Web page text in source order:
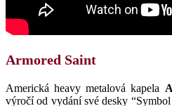
Armored Saint
Americká heavy metalová kapela
výročí od vydání své desky